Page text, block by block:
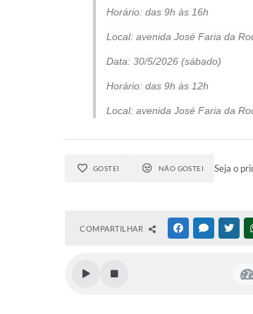
Horário: das 9h às 16h
Local: avenida José Faria da
Data: 30/5/2026 (sábado)
Horário: das 9h às 12h
Local: avenida José Faria da
GOSTEI NÃO GOSTEI Seja o
COMPARTILHAR FACEBOOK